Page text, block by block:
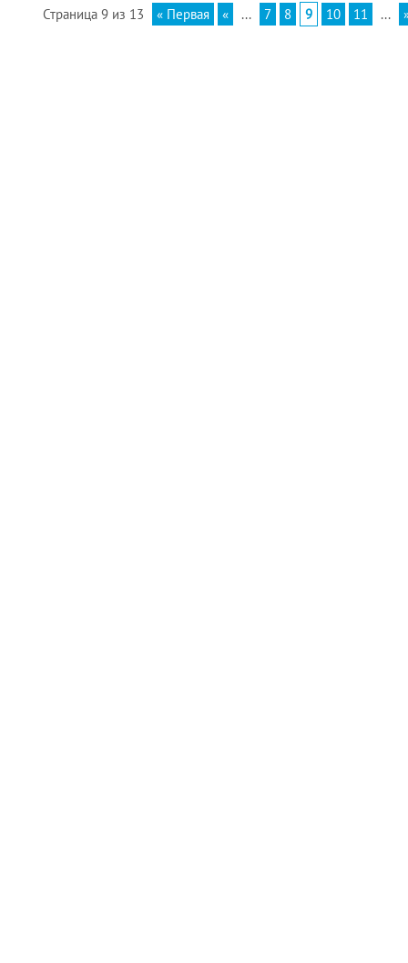
Страница 9 из 13 « Первая « ... 7 8 9 10 11 ...